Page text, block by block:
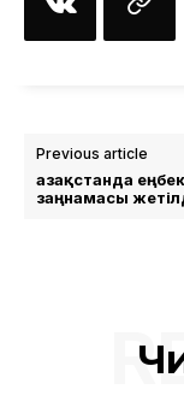
Previous article
Қазақстанда еңбек
заңнамасы